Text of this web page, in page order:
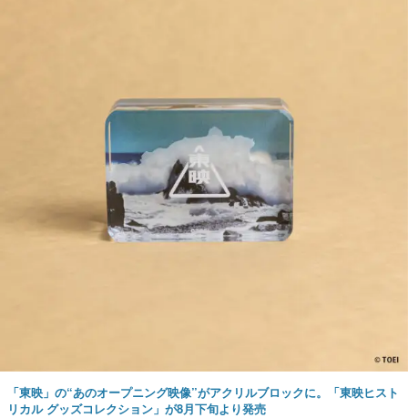
「東映」の“あのオープニング映像”がアクリルブロックに。「東映ヒスト
リカル グッズコレクション」が8月下旬より発売